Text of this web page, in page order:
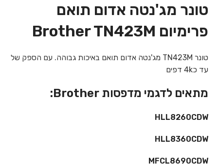
טונר מג'נטה אדום תואם
פרימיום Brother TN423M
טונר TN423M מג'נטה אדום תואם באיכות גבוהה. עם הספק של
עד כ4k דפים
מתאים לדגמי מדפסות Brother:
HLL8260CDW
HLL8360CDW
MFCL8690CDW